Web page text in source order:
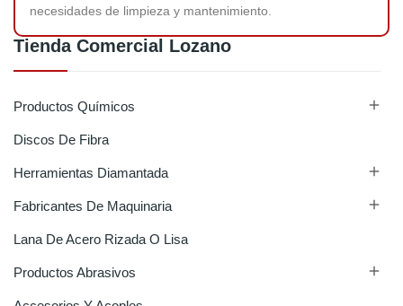
Tienda Comercial Lozano
Productos Químicos 
Discos De Fibra
Herramientas Diamantada 
Fabricantes De Maquinaria 
Lana De Acero Rizada O Lisa
Productos Abrasivos 
necesidades de limpieza y mantenimiento.